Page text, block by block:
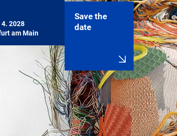
4. 2028
am Main
Save the
date